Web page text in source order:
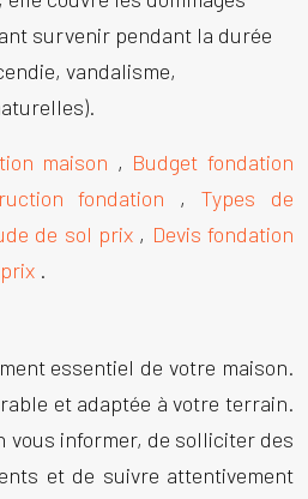
survenir pendant la durée
vandalisme,
maison , Budget fondation
fondation ,Types de
de sol prix , Devis fondation
.
essentiel de votre maison.
et adaptée à votre terrain.
vous informer, de solliciter des
et de suivre attentivement